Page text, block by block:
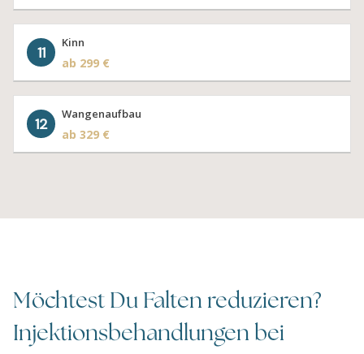
11
Kinn
ab 299 €
12
Wangenaufbau
ab 329 €
Möchtest Du Falten reduzieren?
Injektionsbehandlungen bei